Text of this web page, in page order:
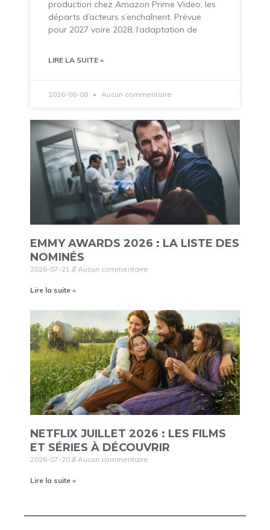
production chez Amazon Prime Video, les
départs d’acteurs s’enchaînent. Prévue
pour 2027 voire 2028, l’adaptation de
LIRE LA SUITE »
2026-08-08 Aucun commentaire
EMMY AWARDS 2026 : LA LISTE DES
NOMINÉS
2026-07-21 Aucun commentaire
Lire la suite »
NETFLIX JUILLET 2026 : LES FILMS
ET SÉRIES À DÉCOUVRIR
2026-07-20 Aucun commentaire
Lire la suite »